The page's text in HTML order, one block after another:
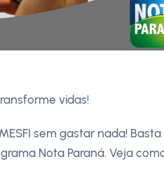
vidas!
sem gastar nada!
Nota Paraná. Veja